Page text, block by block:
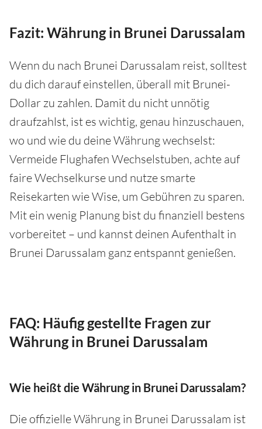
Fazit: Währung in Brunei Darussalam
Wenn du nach Brunei Darussalam reist, solltest
du dich darauf einstellen, überall mit Brunei-
Dollar zu zahlen. Damit du nicht unnötig
draufzahlst, ist es wichtig, genau hinzuschauen,
wo und wie du deine Währung wechselst:
Vermeide Flughafen Wechselstuben, achte auf
faire Wechselkurse und nutze smarte
Reisekarten wie Wise, um Gebühren zu sparen.
Mit ein wenig Planung bist du finanziell bestens
vorbereitet – und kannst deinen Aufenthalt in
Brunei Darussalam ganz entspannt genießen.
FAQ: Häufig gestellte Fragen zur
Währung in Brunei Darussalam
Wie heißt die Währung in Brunei Darussalam?
Die offizielle Währung in Brunei Darussalam ist